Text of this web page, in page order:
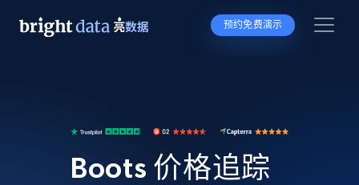
预约免费演示
Boots 价格追踪